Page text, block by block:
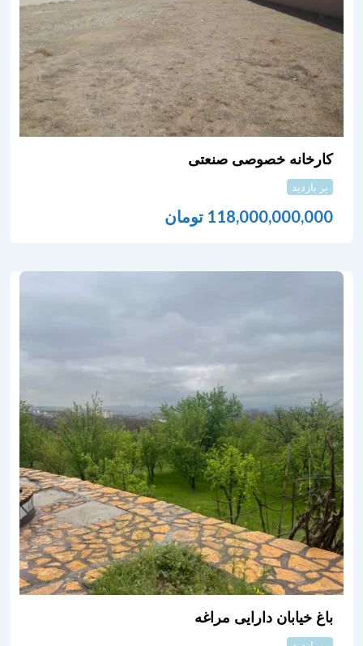
کارخانه خصوصی صنعتی
پر بازدید
118,000,000,000 تومان
باغ خیابان دارایی مراغه